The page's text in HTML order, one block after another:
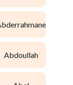
abderrahmane
abdoullah